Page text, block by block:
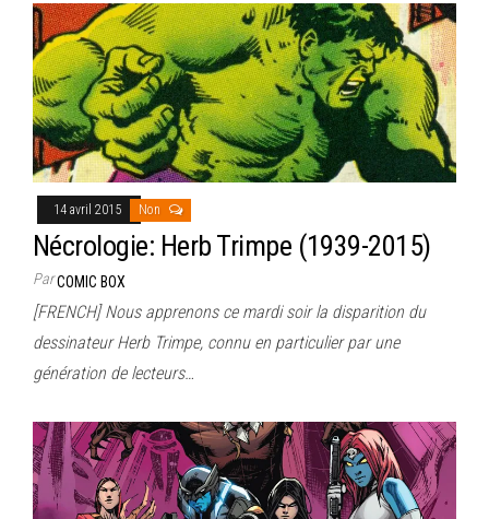
14 avril 2015 Non
Nécrologie: Herb Trimpe (1939-2015)
ParCOMIC BOX
[FRENCH] Nous apprenons ce mardi soir la disparition du
dessinateur Herb Trimpe, connu en particulier par une
génération de lecteurs…